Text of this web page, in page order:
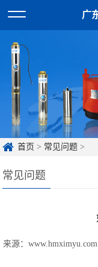
广
首页 > 常见问题 >
常见问题
来源：www.hmximyu.com